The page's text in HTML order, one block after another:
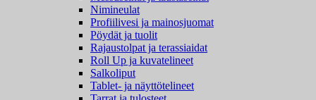
Nimineulat
Profiilivesi ja mainosjuomat
Pöydät ja tuolit
Rajaustolpat ja terassiaidat
Roll Up ja kuvatelineet
Salkoliput
Tablet- ja näyttötelineet